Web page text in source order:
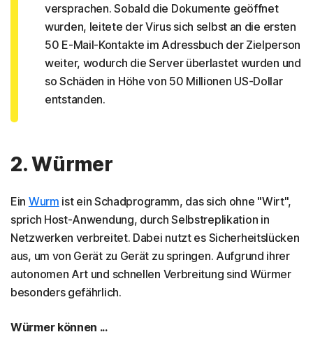
versprachen. Sobald die Dokumente geöffnet
wurden, leitete der Virus sich selbst an die ersten
50 E-Mail-Kontakte im Adressbuch der Zielperson
weiter, wodurch die Server überlastet wurden und
so Schäden in Höhe von 50 Millionen US-Dollar
entstanden.
2. Würmer
Ein Wurm ist ein Schadprogramm, das sich ohne "Wirt",
sprich Host-Anwendung, durch Selbstreplikation in
Netzwerken verbreitet. Dabei nutzt es Sicherheitslücken
aus, um von Gerät zu Gerät zu springen. Aufgrund ihrer
autonomen Art und schnellen Verbreitung sind Würmer
besonders gefährlich.
Würmer können ...